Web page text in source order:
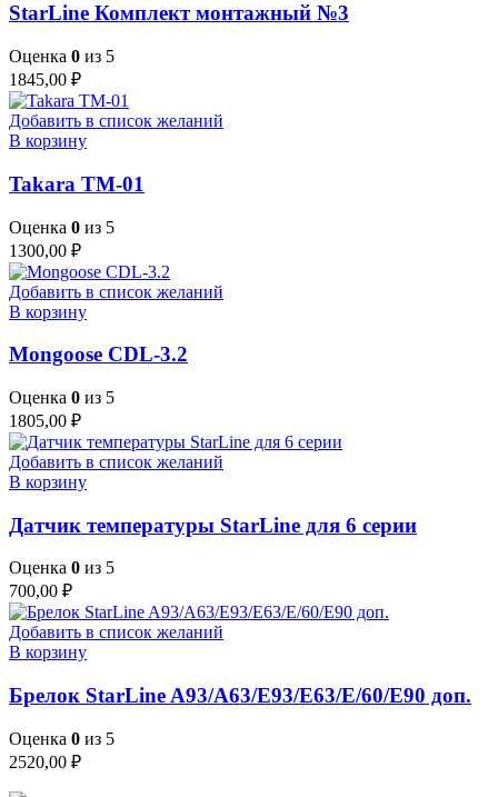
StarLine Комплект монтажный №3
Оценка 0 из 5
1845,00 ₽
Добавить в список желаний
В корзину
Takara TM-01
Оценка 0 из 5
1300,00 ₽
Добавить в список желаний
В корзину
Mongoose CDL-3.2
Оценка 0 из 5
1805,00 ₽
Добавить в список желаний
В корзину
Датчик температуры StarLine для 6 серии
Оценка 0 из 5
700,00 ₽
Добавить в список желаний
В корзину
Брелок StarLine A93/A63/E93/E63/E/60/E90 доп.
Оценка 0 из 5
2520,00 ₽